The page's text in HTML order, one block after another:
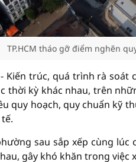
TP.HCM tháo gỡ điểm nghẽn
Kiến trúc, quá trình rà
thời kỳ khác nhau, trên
quy hoạch, quy chuẩn kỹ
sau sắp xếp cùng
gây khó khăn trong